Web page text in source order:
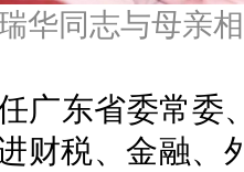
华同志与母亲
广东省委常委
财税、金融、